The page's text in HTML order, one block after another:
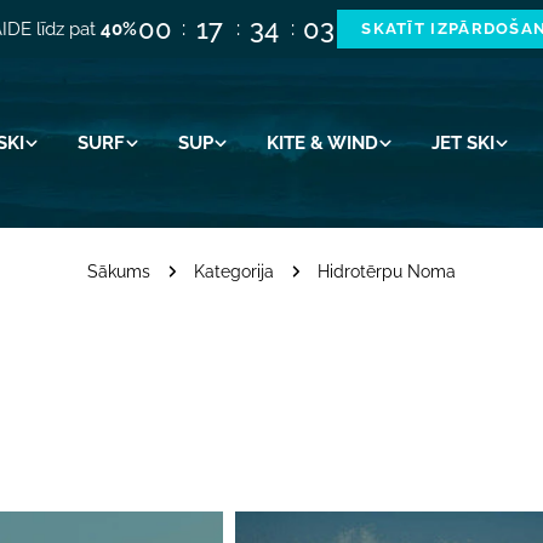
līdz pat40%00 17 34 02 SKATĪT
SURF SUP KITE & WIND JET SKI
Sākums Kategorija Hidrotērpu Noma